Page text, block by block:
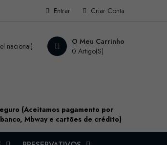
Criar Conta
Entrar
O Meu Carrinho
0 Artigo(s)
nacional)
(Aceitamos pagamento por
Mbway e cartões de crédito)